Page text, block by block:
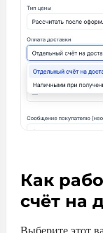
Как
счёт на
Выберите этот